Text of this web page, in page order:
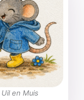
Uil en Muis